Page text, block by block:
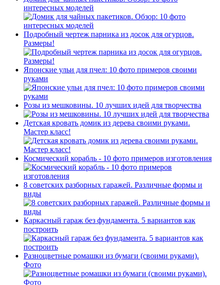
интересных моделей
Подробный чертеж парника из досок для огурцов.
Размеры!
Японские ульи для пчел: 10 фото примеров своими
руками
Розы из мешковины. 10 лучших идей для творчества
Детская кровать домик из дерева своими руками.
Мастер класс!
Космический корабль - 10 фото примеров изготовления
8 советских разборных гаражей. Различные формы и
виды
Каркасный гараж без фундамента. 5 вариантов как
построить
Разноцветные ромашки из бумаги (своими руками).
Фото